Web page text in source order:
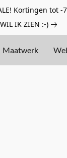
Kortingen tot
IK ZIEN :-)
Maatwerk